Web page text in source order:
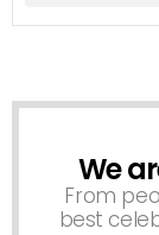
We
From
best